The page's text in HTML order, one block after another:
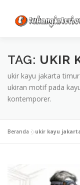
konten
TAG: UKIR
ukir kayu jakarta
ukiran motif pada
kontemporer.
Beranda »ukir kayu